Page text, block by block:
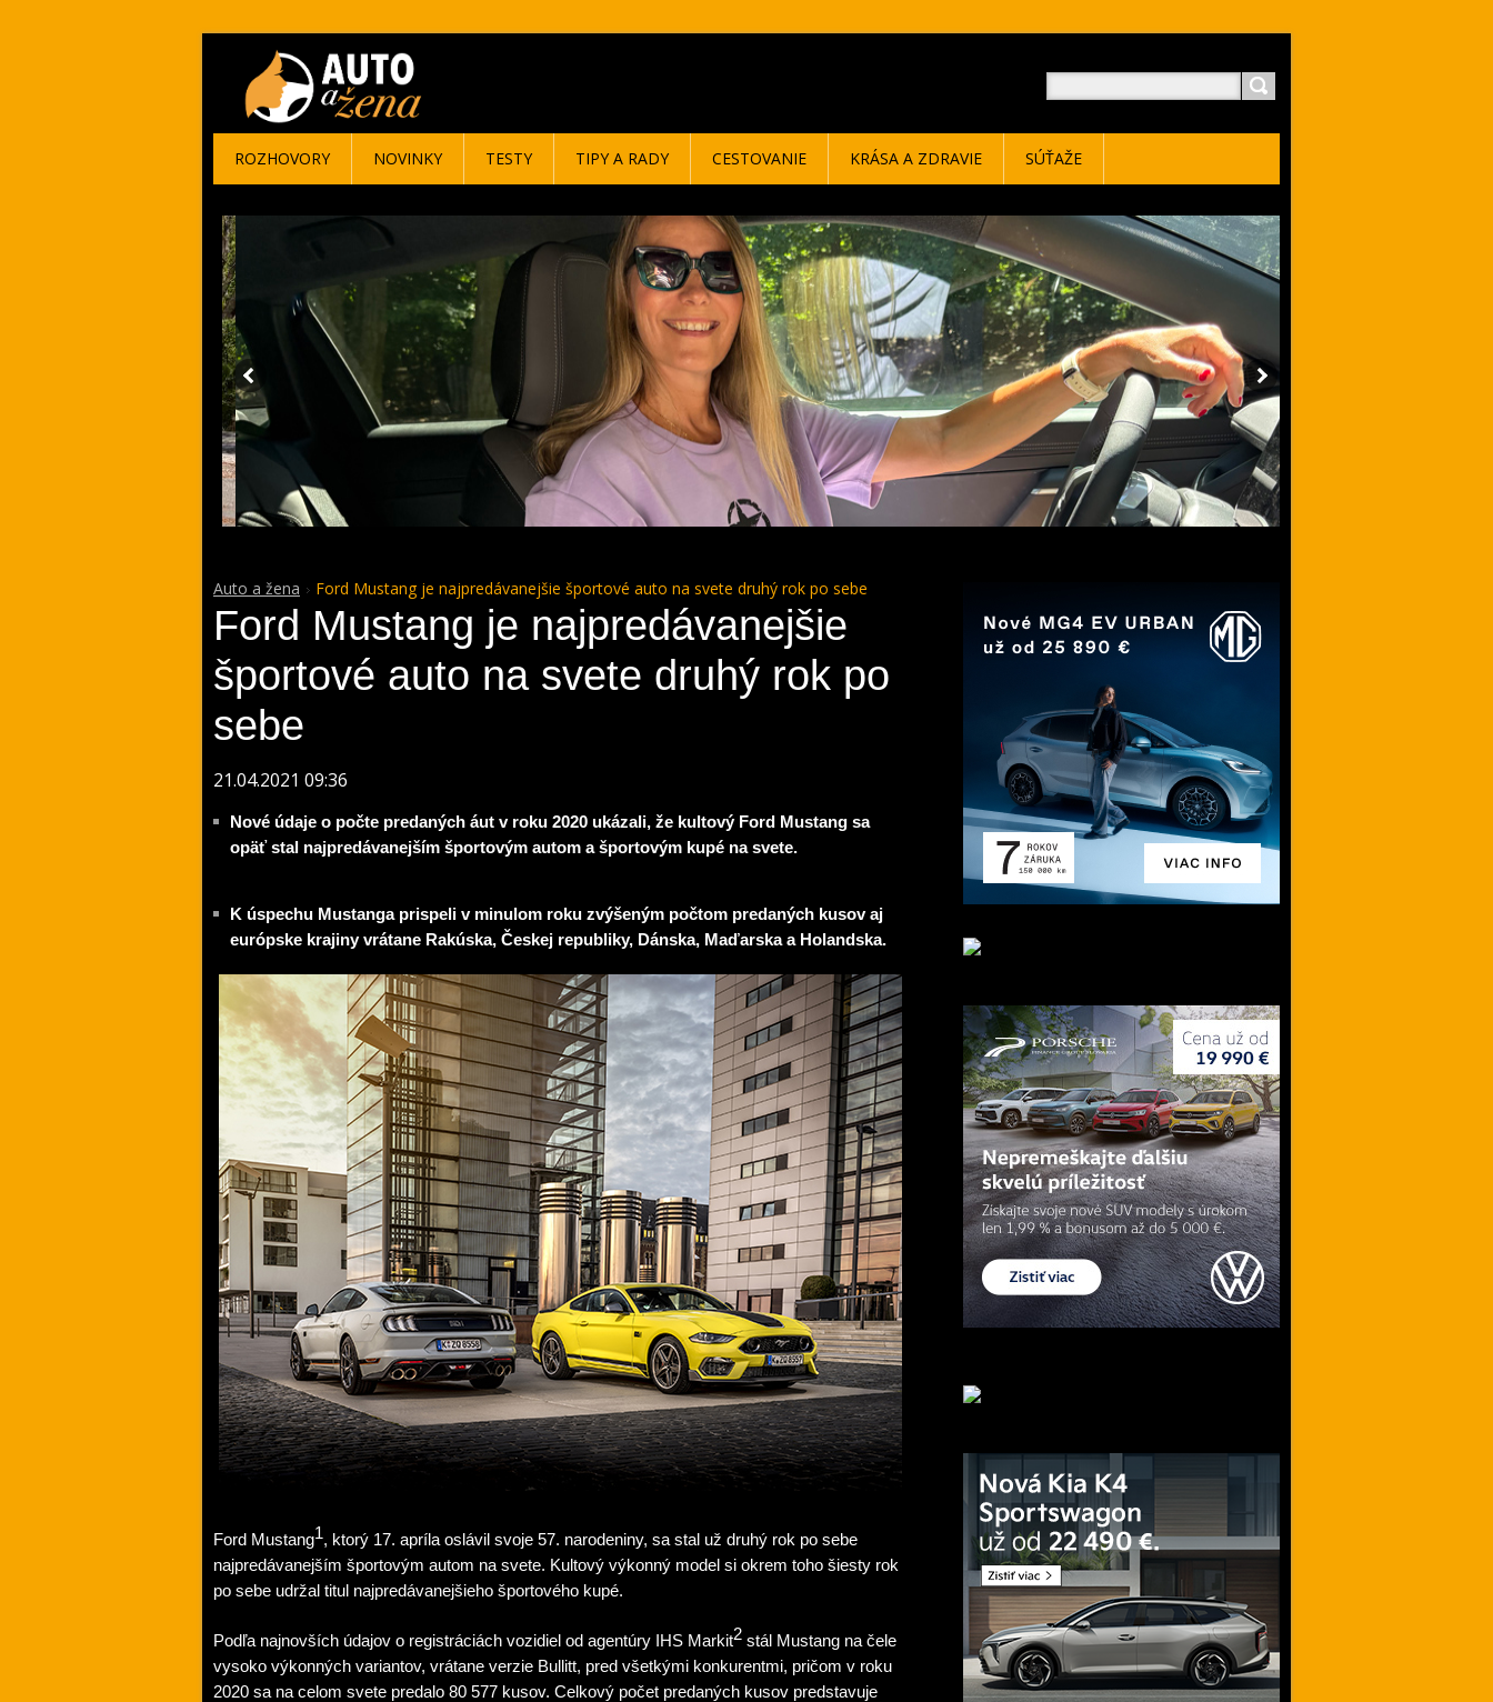
Auto a žena Ford Mustang je najpredávanejšie športové auto na svete druhý rok po sebe
Ford Mustang je najpredávanejšie
športové auto na svete druhý rok po
sebe
21.04.2021 09:36
Nové údaje o počte predaných áut v roku 2020 ukázali, že kultový Ford Mustang sa
opäť stal najpredávanejším športovým autom a športovým kupé na svete.
K úspechu Mustanga prispeli v minulom roku zvýšeným počtom predaných kusov aj
európske krajiny vrátane Rakúska, Českej republiky, Dánska, Maďarska a Holandska.
Ford Mustang1, ktorý 17. apríla oslávil svoje 57. narodeniny, sa stal už druhý rok po sebe
najpredávanejším športovým autom na svete. Kultový výkonný model si okrem toho šiesty rok
po sebe udržal titul najpredávanejšieho športového kupé.
Podľa najnovších údajov o registráciách vozidiel od agentúry IHS Markit2 stál Mustang na čele
vysoko výkonných variantov, vrátane verzie Bullitt, pred všetkými konkurentmi, pričom v roku
2020 sa na celom svete predalo 80 577 kusov. Celkový počet predaných kusov predstavuje
ROZHOVORY NOVINKY TESTY TIPY A RADY CESTOVANIE KRÁSA A ZDRAVIE SÚŤAŽE